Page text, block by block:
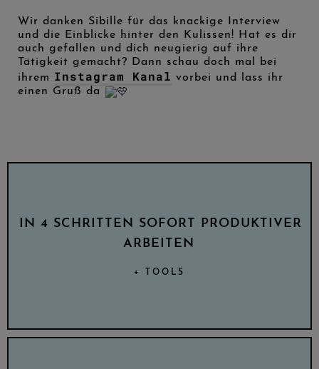
Wir danken Sibille für das knackige Interview
und die Einblicke hinter den Kulissen! Hat es dir
auch gefallen und dich neugierig auf ihre
Tätigkeit gemacht? Dann schau doch mal bei
ihrem Instagram Kanal vorbei und lass ihr
einen Gruß da
IN 4 SCHRITTEN SOFORT PRODUKTIVER
ARBEITEN
+ TOOLS